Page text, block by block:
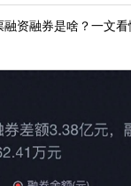
资融券是啥？一文